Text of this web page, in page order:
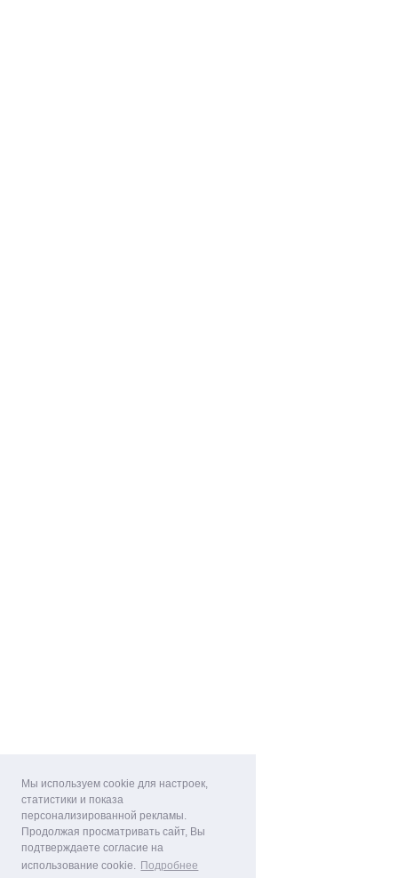
Мы используем cookie для настроек,
статистики и показа
персонализированной рекламы.
Продолжая просматривать сайт, Вы
подтверждаете согласие на
использование cookie. Подробнее